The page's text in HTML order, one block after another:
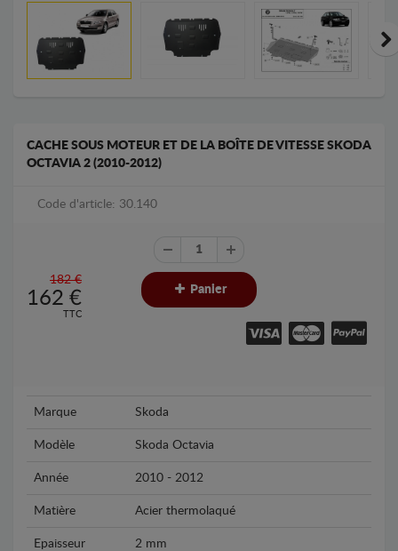
CACHE SOUS MOTEUR ET DE LA BOÎTE DE VITESSE SKODA
OCTAVIA 2 (2010-2012)
Code d'article: 30.140
182 €
162 €
TTC
Panier
Marque Skoda
Modèle Skoda Octavia
Année 2010 - 2012
Matière Acier thermolaqué
Epaisseur 2 mm